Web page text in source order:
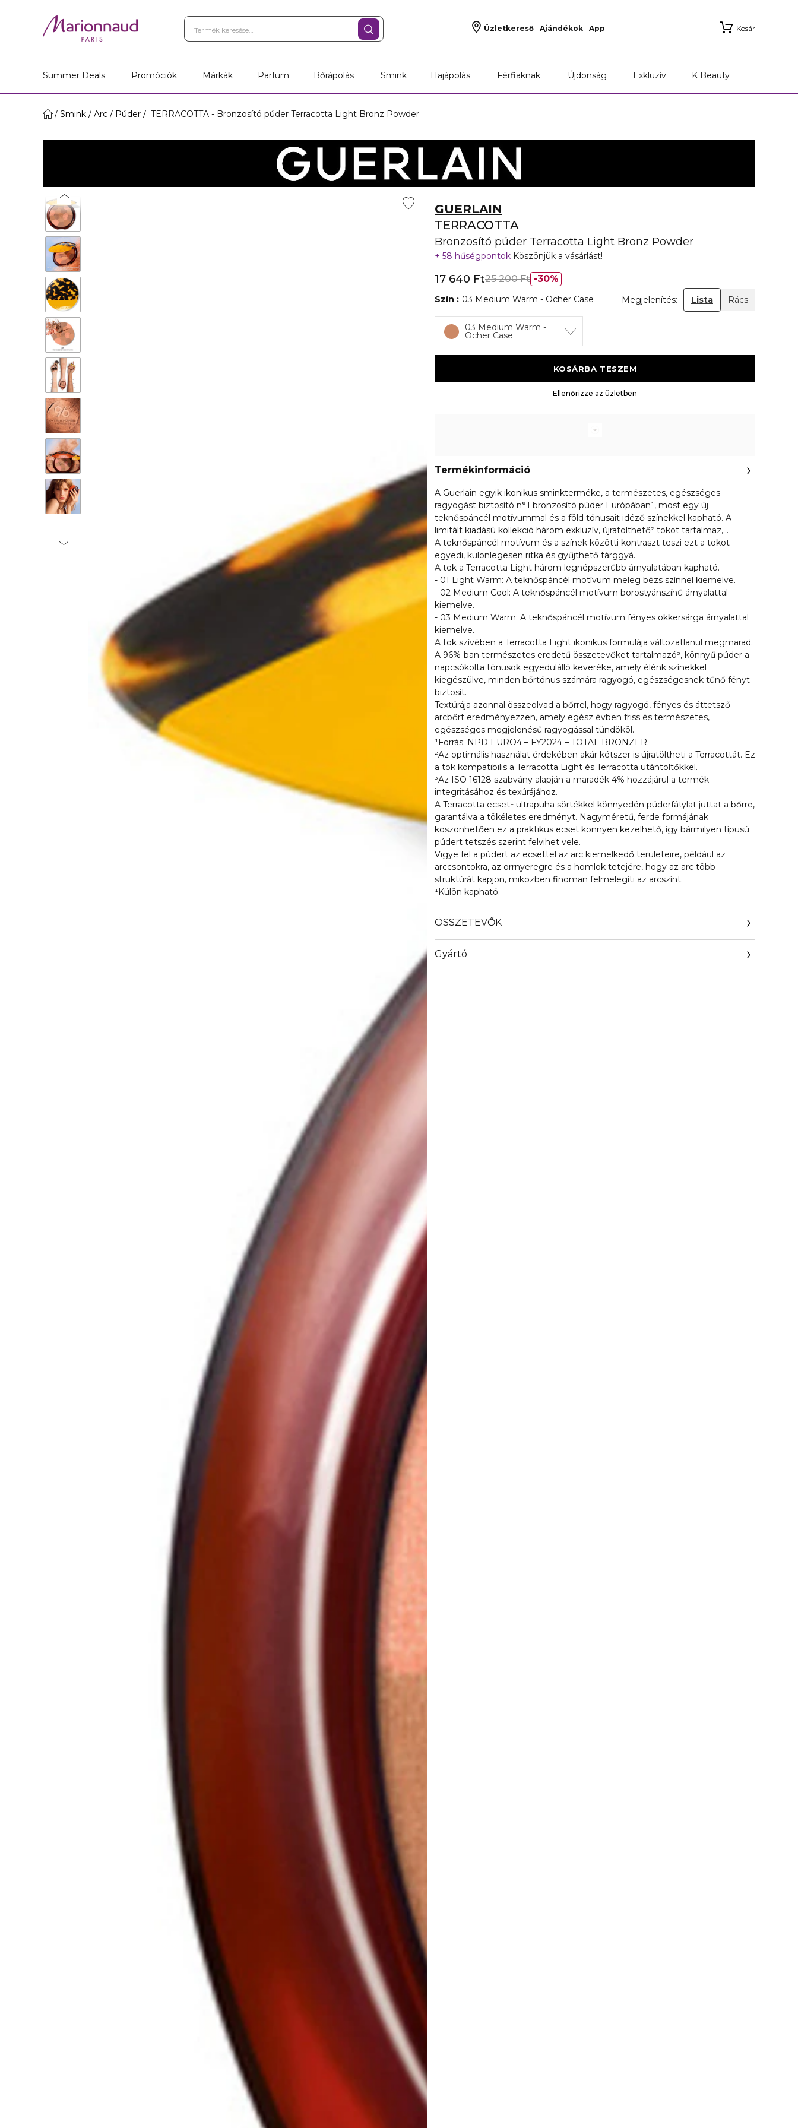
Üzletkereső Ajándékok App Kosár
Summer Deals Promóciók Márkák Parfüm Bőrápolás Smink Hajápolás Férfiaknak Újdonság Exkluzív K Beauty
Smink Arc Púder TERRACOTTA - Bronzosító púder Terracotta Light Bronz Powder
GUERLAIN
TERRACOTTA
Bronzosító púder Terracotta Light Bronz Powder
58 hűségpontok Köszönjük a vásárlást!
30%
17 640 Ft25 200 Ft
Szín 03 Medium Warm - Ocher Case Megjelenítés: Lista Rács
03 Medium Warm -
Ocher Case
Termékinformáció
A Guerlain egyik ikonikus sminkterméke, a természetes, egészséges
ragyogást biztosító n°1 bronzosító púder Európában¹, most egy új
teknőspáncél motívummal és a föld tónusait idéző színekkel kapható. A
limitált kiadású kollekció három exkluzív, újratölthető² tokot tartalmaz,
amelyek mindegyikén a motívum látható, három különböző árnyalatban:
bézs, borostyán, okkersárga.
A teknőspáncél motívum és a színek közötti kontraszt teszi ezt a tokot
egyedi, különlegesen ritka és gyűjthető tárggyá.
A tok a Terracotta Light három legnépszerűbb árnyalatában kapható.
- 01 Light Warm: A teknőspáncél motívum meleg bézs színnel kiemelve.
- 02 Medium Cool: A teknőspáncél motívum borostyánszínű árnyalattal
kiemelve.
- 03 Medium Warm: A teknőspáncél motívum fényes okkersárga árnyalattal
kiemelve.
A tok szívében a Terracotta Light ikonikus formulája változatlanul megmarad.
A 96%-ban természetes eredetű összetevőket tartalmazó³, könnyű púder a
napcsókolta tónusok egyedülálló keveréke, amely élénk színekkel
kiegészülve, minden bőrtónus számára ragyogó, egészségesnek tűnő fényt
biztosít.
Textúrája azonnal összeolvad a bőrrel, hogy ragyogó, fényes és áttetsző
arcbőrt eredményezzen, amely egész évben friss és természetes,
egészséges megjelenésű ragyogással tündököl.
¹Forrás: NPD EURO4 – FY2024 – TOTAL BRONZER.
²Az optimális használat érdekében akár kétszer is újratöltheti a Terracottát. Ez
a tok kompatibilis a Terracotta Light és Terracotta utántöltőkkel.
³Az ISO 16128 szabvány alapján a maradék 4% hozzájárul a termék
integritásához és texúrájához.
A Terracotta ecset¹ ultrapuha sörtékkel könnyedén púderfátylat juttat a bőrre,
garantálva a tökéletes eredményt. Nagyméretű, ferde formájának
köszönhetően ez a praktikus ecset könnyen kezelhető, így bármilyen típusú
púdert tetszés szerint felvihet vele.
Vigye fel a púdert az ecsettel az arc kiemelkedő területeire, például az
arccsontokra, az orrnyeregre és a homlok tetejére, hogy az arc több
struktúrát kapjon, miközben finoman felmelegíti az arcszínt.
¹Külön kapható.
ÖSSZETEVŐK
Gyártó